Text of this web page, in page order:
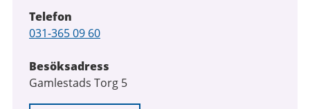
Telefon
Telefon
031-365 09 60
Besöksadress
Gamlestads Torg 5